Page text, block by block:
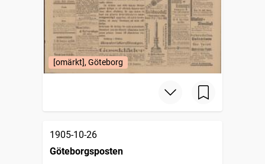
[omärkt], Göteborg
1905-10-26
Göteborgsposten